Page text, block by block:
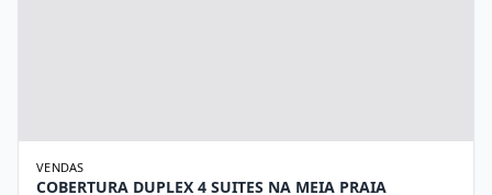
VENDAS
COBERTURA DUPLEX 4 SUITES NA MEIA PRAIA